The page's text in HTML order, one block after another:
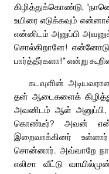
கிழித்துக்கொண்டு,
உயிரை எடுக்கவும்
என்னிடம் அனுப்பி
சொல்கிறானே!
பார்த்தீர்களா!” என்று
கடவுளின்
தன் ஆடைகளைக்
அவனிடம் ஆள் அனுப்பி,
கொண்டீர்? அவன்
இறைவாக்கினர்
சொன்னார். அவ்வாறே
எலிசா வீட்டு